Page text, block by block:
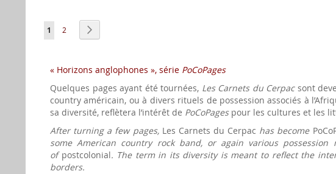
Page
You're currently reading page
1 Page
2
« Horizons anglophones », série PoCoPages
Quelques pages ayant été tournées, Les Carnets du Cerpacsont
country américain, ou à divers rituels de possession associés à
sa diversité, reflètera l’intérêt de PoCoPages pour les cultures et les
After turning a few pages, Les Carnets du Cerpac has become
some American country rock band, or again various
of postcolonial. The term in its diversity is meant to reflect the
borders.